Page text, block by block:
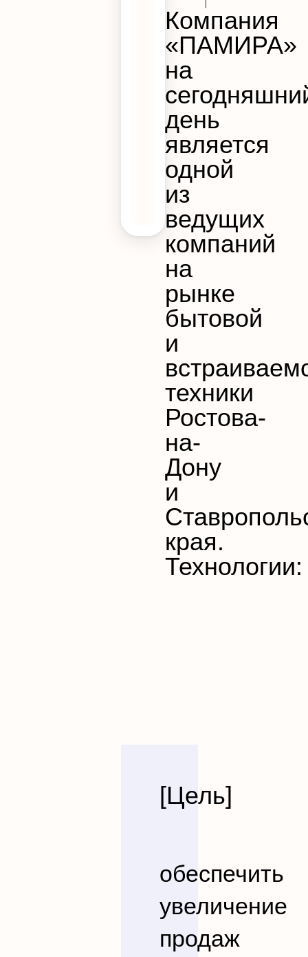
Компания
«ПАМИРА»
на
день
является
одной
из
ведущих
компаний
на
рынке
бытовой
и
техники
Ростова-
на-
Дону
и
края.
Технологии:
[Цель]
обеспечить
увеличение
продаж